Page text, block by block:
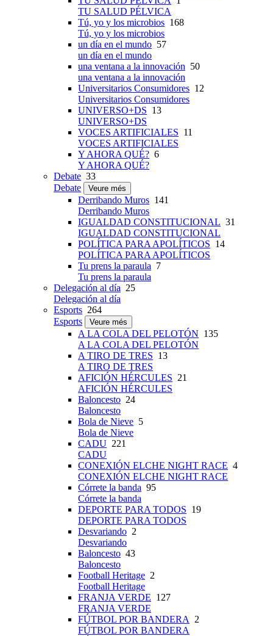
TU SALUD PÉLVICA
Tú, yo y los microbios 168
Tú, yo y los microbios
un día en el mundo 57
un día en el mundo
una ventana a la innovación 50
una ventana a la innovación
Universitarios Consumidores 12
Universitarios Consumidores
UNIVERSO+DS 13
UNIVERSO+DS
VOCES ARTIFICIALES 11
VOCES ARTIFICIALES
Y AHORA QUÉ? 6
Y AHORA QUÉ?
Debate 33
Debate
Veure més
Derribando Muros 141
Derribando Muros
IGUALDAD CONSTITUCIONAL 31
IGUALDAD CONSTITUCIONAL
POLÍTICA PARA APOLÍTICOS 14
POLÍTICA PARA APOLÍTICOS
Tu prens la paraula 7
Tu prens la paraula
Delegación al día 25
Delegación al día
Esports 264
Esports
Veure més
A LA COLA DEL PELOTÓN 135
A LA COLA DEL PELOTÓN
A TIRO DE TRES 13
A TIRO DE TRES
AFICIÓN HÉRCULES 21
AFICIÓN HÉRCULES
Baloncesto 24
Baloncesto
Bola de Nieve 5
Bola de Nieve
CADU 221
CADU
CONEXIÓN ELCHE NIGHT RACE 4
CONEXIÓN ELCHE NIGHT RACE
Córrete la banda 95
Córrete la banda
DEPORTE PARA TODOS 19
DEPORTE PARA TODOS
Desvariando 2
Desvariando
Baloncesto 43
Baloncesto
Football Heritage 2
Football Heritage
FRANJA VERDE 127
FRANJA VERDE
FÚTBOL POR BANDERA 2
FÚTBOL POR BANDERA